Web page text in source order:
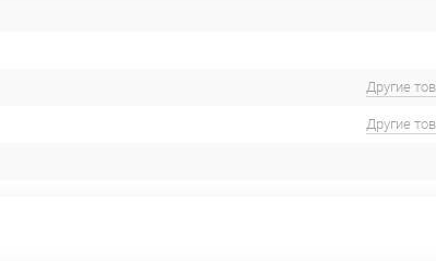
Другие
Другие